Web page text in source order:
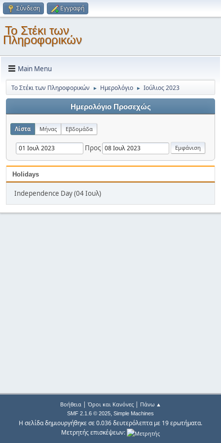
Σύνδεση Εγγραφή
Το Στέκι των
Πληροφορικών
Main Menu
Το Στέκι των Πληροφορικών ► Ημερολόγιο ► Ιούλιος 2023
Ημερολόγιο Προσεχώς
Λίστα Μήνας Εβδομάδα
Προς
Holidays
Independence Day (04 Ιουλ)
Βοήθεια| Όροι και Κανόνες| Πάνω ▲
SMF 2.1.6 © 2025, Simple Machines
Η σελίδα δημιουργήθηκε σε 0.036 δευτερόλεπτα με 19 ερωτήματα.
Μετρητής επισκέψεων: